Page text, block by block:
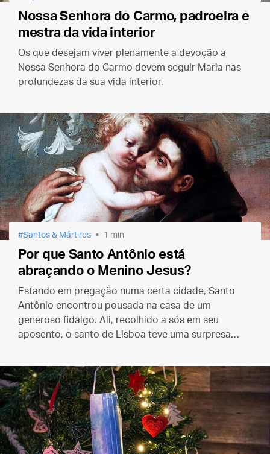
Nossa Senhora do Carmo, padroeira e
mestra da vida interior
Os que desejam viver plenamente a devoção a
Nossa Senhora do Carmo devem seguir Maria nas
profundezas da sua vida interior.
Santos & Mártires 1 min
Por que Santo Antônio está
abraçando o Menino Jesus?
Estando em pregação numa certa cidade, Santo
Antônio encontrou pousada na casa de um
generoso fidalgo. Ali, recolhido a sós em seu
aposento, o santo de Lisboa teve uma surpresa…